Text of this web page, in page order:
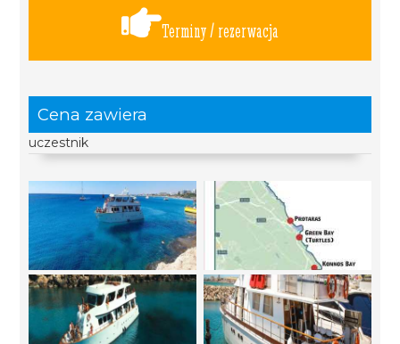
Terminy / rezerwacja
Cena zawiera
uczestnik